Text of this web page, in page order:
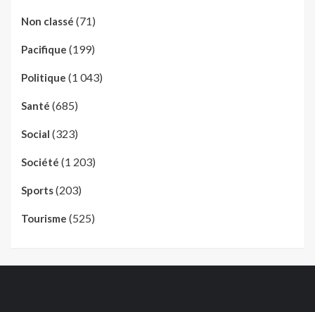
Non classé (71)
Pacifique (199)
Politique (1 043)
Santé (685)
Social (323)
Société (1 203)
Sports(203)
Tourisme (525)